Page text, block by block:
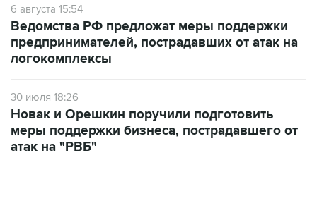
6 августа 15:54
Ведомства РФ предложат меры поддержки
предпринимателей, пострадавших от атак на
логокомплексы
30 июля 18:26
Новак и Орешкин поручили подготовить
меры поддержки бизнеса, пострадавшего от
атак на "РВБ"